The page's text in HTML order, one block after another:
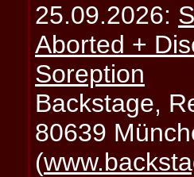
25.09.2026:
Aborted +
Soreption
Backstage,
80639
(